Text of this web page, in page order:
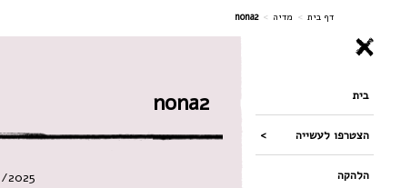
דף בית > מדיה >
nona2
בית
הצטרפו לעשייה
הלהקה
nona2
2025